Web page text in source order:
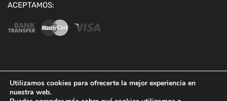
ACEPTAMOS:
Utilizamos cookies para ofrecerte la mejor experiencia en
nuestra web.